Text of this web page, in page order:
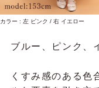
カラー : 左 ピンク / 右 イエロー
ブルー、ピンク、
くすみ感のある色